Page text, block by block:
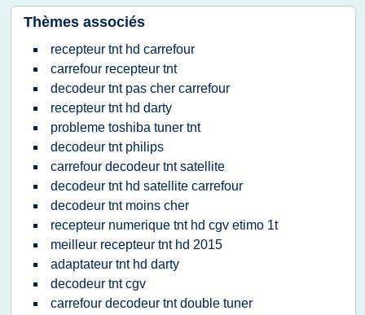
Thèmes associés
recepteur tnt hd carrefour
carrefour recepteur tnt
decodeur tnt pas cher carrefour
recepteur tnt hd darty
probleme toshiba tuner tnt
decodeur tnt philips
carrefour decodeur tnt satellite
decodeur tnt hd satellite carrefour
decodeur tnt moins cher
recepteur numerique tnt hd cgv etimo 1t
meilleur recepteur tnt hd 2015
adaptateur tnt hd darty
decodeur tnt cgv
carrefour decodeur tnt double tuner